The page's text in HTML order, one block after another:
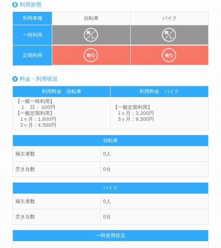
利用形態
利用車種 自転車 バイク
一時利用
定期利用
料金・利用状況
利用料金 自転車
利用料金 バイク
【一般一時利用】
１ 日： 100円
【一般定期利用】
1ヶ月：1,600円
3ヶ月：4,500円
【一般定期利用】
1ヶ月：3,200円
3ヶ月：9,300円
自転車
補欠者数 0人
空き台数 0台
バイク
補欠者数 0人
空き台数 0台
一時使用状況